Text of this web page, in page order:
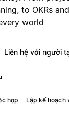
to OKRs
world
Liên hệ với người
họp Lập kế hoạch